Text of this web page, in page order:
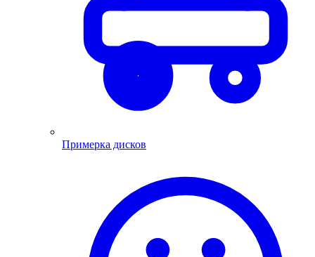
Примерка дисков